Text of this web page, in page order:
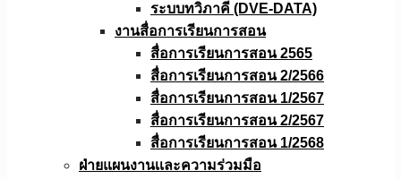
ระบบทวิภาคี (DVE-DATA)
งานสื่อการเรียนการสอน
สื่อการเรียนการสอน 2565
สื่อการเรียนการสอน 2/2566
สื่อการเรียนการสอน 1/2567
สื่อการเรียนการสอน 2/2567
สื่อการเรียนการสอน 1/2568
ฝ่ายแผนงานเเละความร่วมมือ